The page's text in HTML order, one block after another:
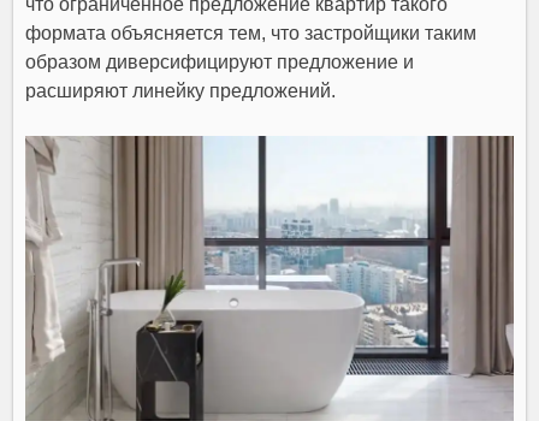
что ограниченное предложение квартир такого
формата объясняется тем, что застройщики таким
образом диверсифицируют предложение и
расширяют линейку предложений.